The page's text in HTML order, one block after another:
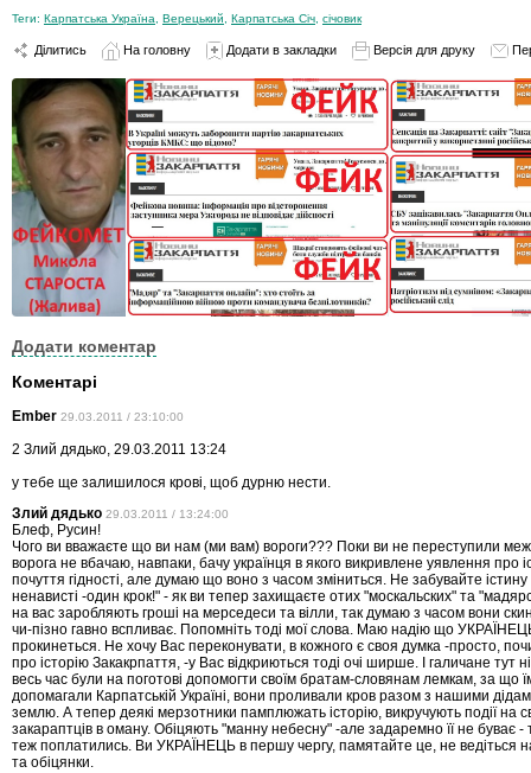
Теги: Карпатська Україна Верецький Карпатська Січ січовик
Ділитись На головну Додати в закладки Версія для друку
Додати коментар
Коментарі
Ember 29.03.2011 / 23:10:00
2 Злий дядько, 29.03.2011 13:24
у тебе ще залишилося крові, щоб дурню нести.
Злий дядько 29.03.2011 / 13:24:00
Блеф, Русин!
Чого ви вважаєте що ви нам (ми вам) вороги??? Поки ви не переступили
ворога не вбачаю, навпаки, бачу українця в якого викривлене уявлення про
почуття гідності, але думаю що воно з часом зміниться. Не забувайте
ненависті -один крок!" - як ви тепер захищаєте отих "москальских" та
на вас заробляють гроші на мерседеси та вілли, так думаю з часом вони
чи-пізно гавно вспливає. Попомніть тоді мої слова. Маю надію що
прокинеться. Не хочу Вас переконувати, в кожного є своя думка -просто,
про історію Закакрпаття, -у Вас відкриються тоді очі ширше. І галичане тут
весь час були на поготові допомогти своїм братам-словянам лемкам, за що
допомагали Карпатській Україні, вони проливали кров разом з нашими
землю. А тепер деякі мерзотники памплюжать історію, викручують події на
закараптців в оману. Обіцяють "манну небесну" -але задаремно її не буває -
теж поплатились. Ви УКРАЇНЕЦЬ в першу чергу, памятайте це, не ведіться
та обіцянки.